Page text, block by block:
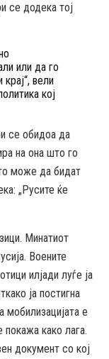
се додека тој
или да го
вели
кој
се обидоа да
на она што го
може да бидат
„Русите ќе
Минатиот
Воените
илјади луѓе ја
ја постигна
мобилизацијата е
покажа како лага.
документ со кој